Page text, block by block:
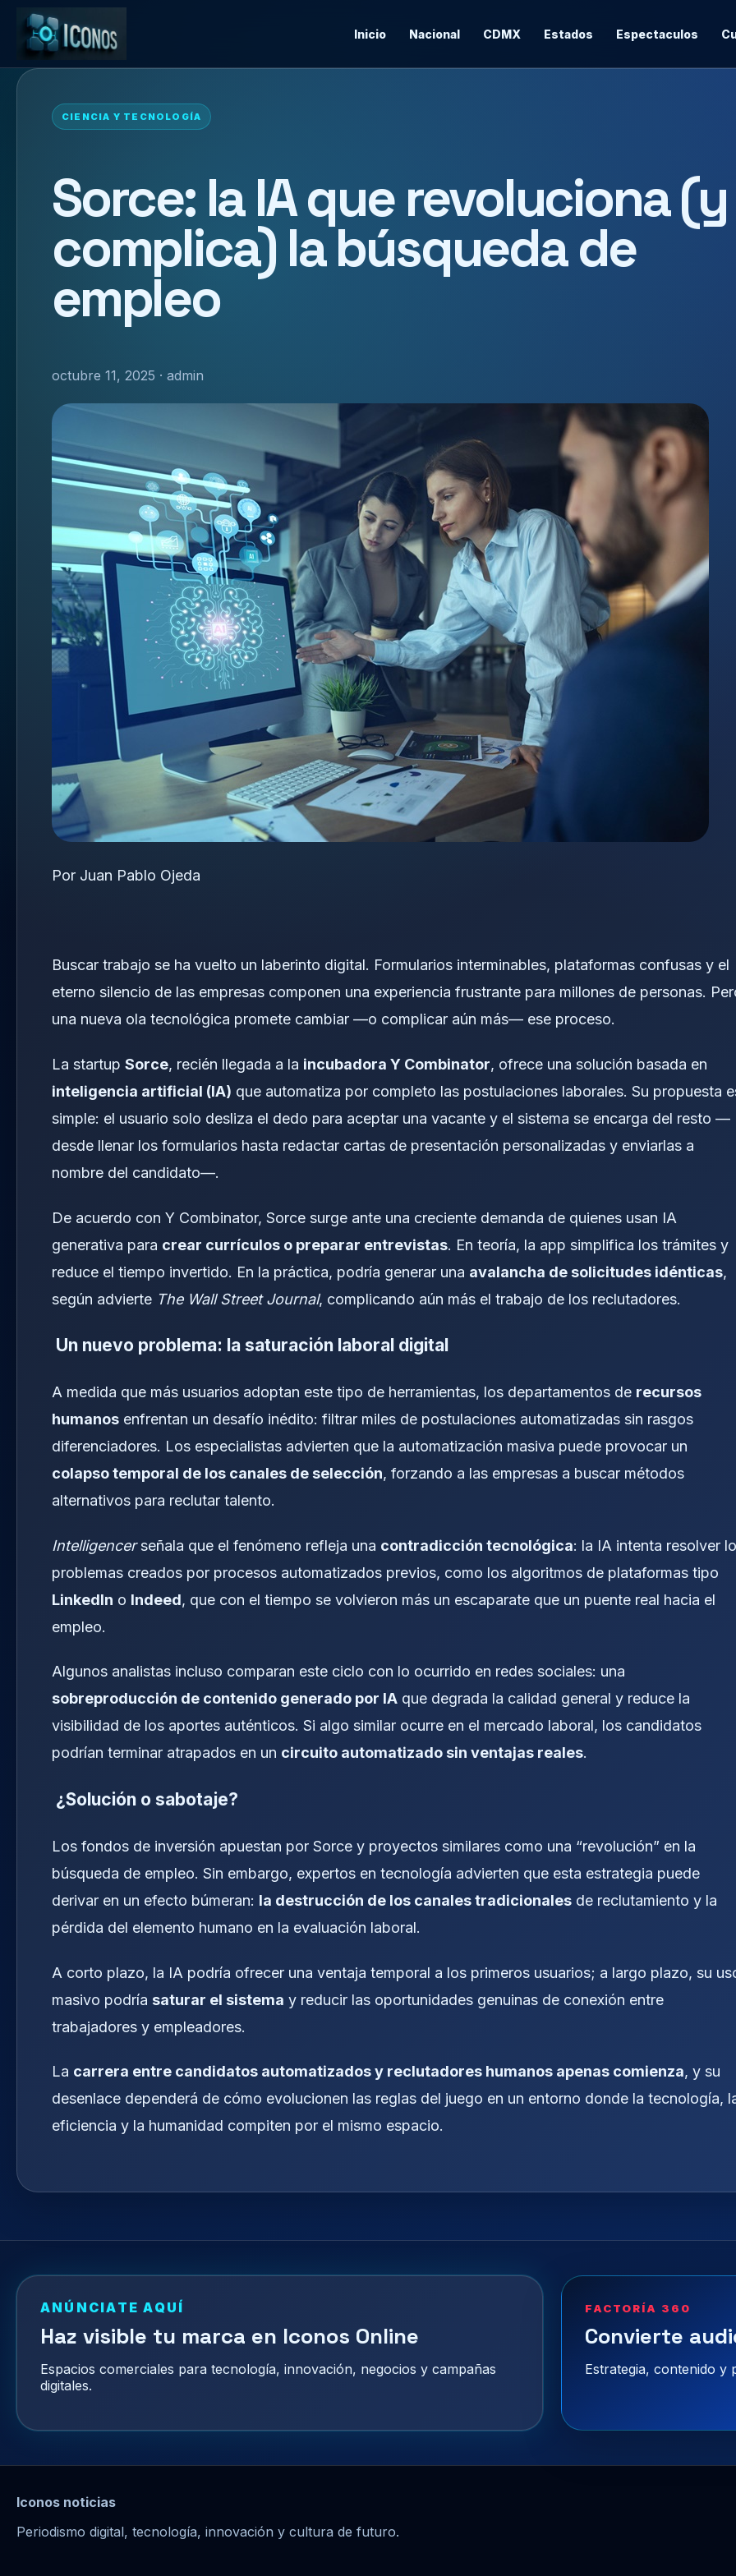
Inicio Nacional CDMX Estados Espectaculos
CIENCIA Y TECNOLOGÍA
Sorce: la IA que revoluciona (y
complica) la búsqueda de
empleo
octubre 11, 2025 · admin
Por Juan Pablo Ojeda
Buscar trabajo se ha vuelto un laberinto digital. Formularios interminables, plataformas confusas y el
eterno silencio de las empresas componen una experiencia frustrante para millones de personas.
una nueva ola tecnológica promete cambiar —o complicar aún más— ese proceso.
La startup Sorce, recién llegada a la incubadora Y Combinator, ofrece una solución basada en
inteligencia artificial (IA) que automatiza por completo las postulaciones laborales. Su propuesta
simple: el usuario solo desliza el dedo para aceptar una vacante y el sistema se encarga del resto —
desde llenar los formularios hasta redactar cartas de presentación personalizadas y enviarlas a
nombre del candidato—.
De acuerdo con Y Combinator, Sorce surge ante una creciente demanda de quienes usan IA
generativa para crear currículos o preparar entrevistas. En teoría, la app simplifica los trámites y
reduce el tiempo invertido. En la práctica, podría generar una avalancha de solicitudes idénticas,
según advierte The Wall Street Journal, complicando aún más el trabajo de los reclutadores.
Un nuevo problema: la saturación laboral digital
A medida que más usuarios adoptan este tipo de herramientas, los departamentos de recursos
humanos enfrentan un desafío inédito: filtrar miles de postulaciones automatizadas sin rasgos
diferenciadores. Los especialistas advierten que la automatización masiva puede provocar un
colapso temporal de los canales de selección, forzando a las empresas a buscar métodos
alternativos para reclutar talento.
Intelligencerseñala que el fenómeno refleja una contradicción tecnológica: la IA intenta resolver
problemas creados por procesos automatizados previos, como los algoritmos de plataformas tipo
LinkedIn o Indeed, que con el tiempo se volvieron más un escaparate que un puente real hacia el
empleo.
Algunos analistas incluso comparan este ciclo con lo ocurrido en redes sociales: una
sobreproducción de contenido generado por IA que degrada la calidad general y reduce la
visibilidad de los aportes auténticos. Si algo similar ocurre en el mercado laboral, los candidatos
podrían terminar atrapados en un circuito automatizado sin ventajas reales.
¿Solución o sabotaje?
Los fondos de inversión apuestan por Sorce y proyectos similares como una “revolución” en la
búsqueda de empleo. Sin embargo, expertos en tecnología advierten que esta estrategia puede
derivar en un efecto búmeran: la destrucción de los canales tradicionales de reclutamiento y la
pérdida del elemento humano en la evaluación laboral.
A corto plazo, la IA podría ofrecer una ventaja temporal a los primeros usuarios; a largo plazo, su
masivo podría saturar el sistema y reducir las oportunidades genuinas de conexión entre
trabajadores y empleadores.
La carrera entre candidatos automatizados y reclutadores humanos apenas comienza, y su
desenlace dependerá de cómo evolucionen las reglas del juego en un entorno donde la tecnología,
eficiencia y la humanidad compiten por el mismo espacio.
ANÚNCIATE AQUÍ
Haz visible tu marca en Iconos Online
Espacios comerciales para tecnología, innovación, negocios y campañas
digitales.
FACTORÍA 360
Convierte
Estrategia, contenido y
Iconos noticias
Periodismo digital, tecnología, innovación y cultura de futuro.